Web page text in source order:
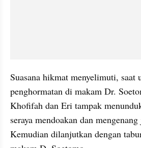
Suasana hikmat menyelimuti, saat
penghormatan di makam Dr.
Khofifah dan Eri tampak
seraya mendoakan dan
Kemudian dilanjutkan dengan